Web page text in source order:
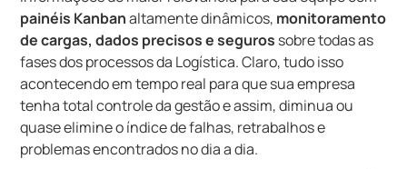
painéis Kanbanaltamente dinâmicos, monitoramento
de cargas, dados precisos e seguros sobre todas as
fases dos processos da Logística. Claro, tudo isso
acontecendo em tempo real para que sua empresa
tenha total controle da gestão e assim, diminua ou
quase elimine o índice de falhas, retrabalhos e
problemas encontrados no dia a dia.